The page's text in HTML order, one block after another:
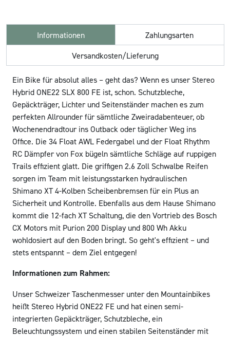
Informationen
Zahlungsarten
Versandkosten/Lieferung
Ein Bike für absolut alles – geht das? Wenn es unser Stereo
Hybrid ONE22 SLX 800 FE ist, schon. Schutzbleche,
Gepäckträger, Lichter und Seitenständer machen es zum
perfekten Allrounder für sämtliche Zweiradabenteuer, ob
Wochenendradtour ins Outback oder täglicher Weg ins
Office. Die 34 Float AWL Federgabel und der Float Rhythm
RC Dämpfer von Fox bügeln sämtliche Schläge auf ruppigen
Trails effizient glatt. Die griffigen 2.6 Zoll Schwalbe Reifen
sorgen im Team mit leistungsstarken hydraulischen
Shimano XT 4-Kolben Scheibenbremsen für ein Plus an
Sicherheit und Kontrolle. Ebenfalls aus dem Hause Shimano
kommt die 12-fach XT Schaltung, die den Vortrieb des Bosch
CX Motors mit Purion 200 Display und 800 Wh Akku
wohldosiert auf den Boden bringt. So geht's effizient – und
stets entspannt – dem Ziel entgegen!
Informationen zum Rahmen:
Unser Schweizer Taschenmesser unter den Mountainbikes
heißt Stereo Hybrid ONE22 FE und hat einen semi-
integrierten Gepäckträger, Schutzbleche, ein
Beleuchtungssystem und einen stabilen Seitenständer mit